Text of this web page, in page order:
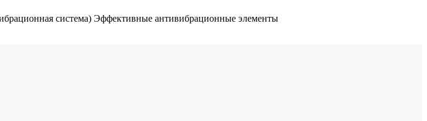
система) Эффективные антивибрационные элементы